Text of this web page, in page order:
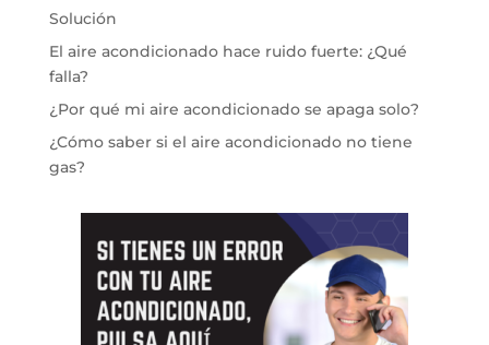
Solución
El aire acondicionado hace ruido fuerte: ¿Qué
falla?
¿Por qué mi aire acondicionado se apaga solo?
¿Cómo saber si el aire acondicionado no tiene
gas?